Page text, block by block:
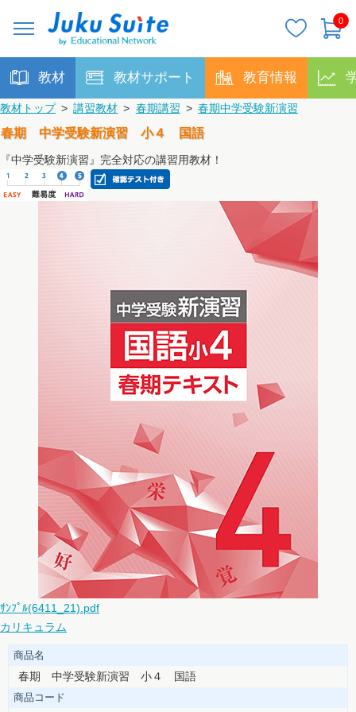
0
教材 教材サポート 教育情報
教材トップ > 講習教材 > 春期講習 > 春期中学受験新演習
春期 中学受験新演習 小４ 国語
『中学受験新演習』完全対応の講習用教材！
ｻﾝﾌﾟﾙ(6411_21).pdf
カリキュラム
商品名
春期 中学受験新演習 小４ 国語
商品コード